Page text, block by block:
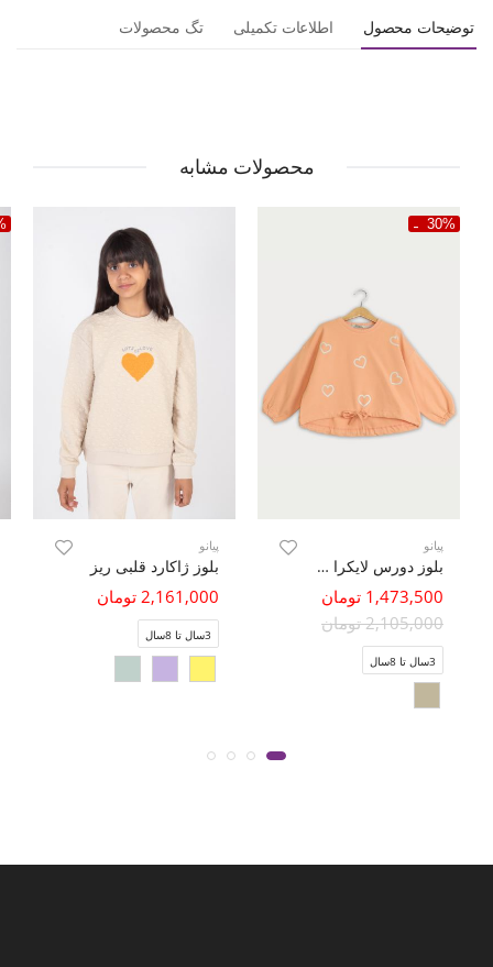
توضیحات محصول اطلاعات تکمیلی تگ محصولات
محصولات مشابه
30%
پیانو
بلوز دورس لایکرا دمپا گت دار (ست با کد 10298)
1,473,500 تومان
2,105,000 تومان
3سال تا 8سال
پیانو
بلوز ژاکارد قلبی ریز
2,161,000 تومان
3سال تا 8سال